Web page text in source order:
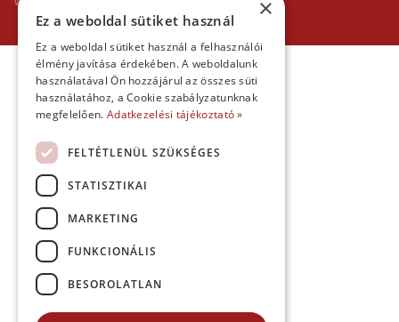
×
Ez a weboldal sütiket használ
Ez a weboldal sütiket használ a felhasználói
élmény javítása érdekében. A weboldalunk
használatával Ön hozzájárul az összes süti
használatához, a Cookie szabályzatunknak
megfelelően. Adatkezelési tájékoztató »
FELTÉTLENÜL SZÜKSÉGES
STATISZTIKAI
MARKETING
FUNKCIONÁLIS
BESOROLATLAN